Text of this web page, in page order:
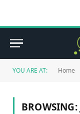
YOU ARE AT: Home
BROWSING: